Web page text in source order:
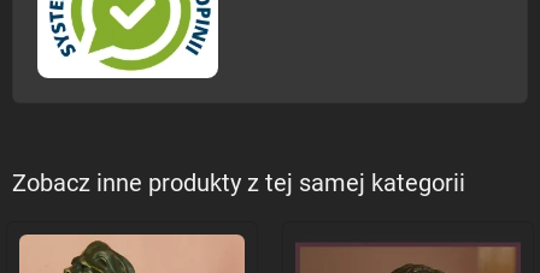
Zobacz inne produkty z tej samej kategorii